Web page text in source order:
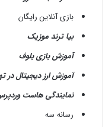
بازی آنلاین رایگان
بیا ترند موزیک
آموزش بازی بلوف
آموزش ارز دیجیتال در
نمایندگی هاست
رسانه سه